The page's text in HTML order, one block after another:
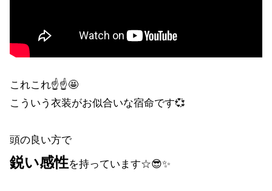
これこれ☝☝🤩
こういう衣装がお似合いな宿命です💞
頭の良い方で
鋭い感性を持っています☆😎✨